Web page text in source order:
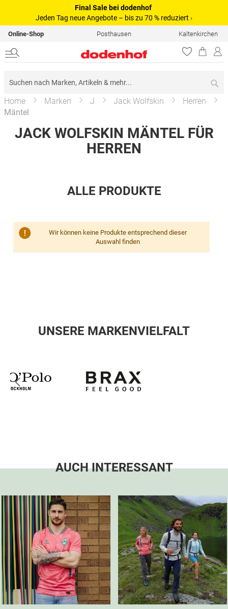
Final Sale bei dodenhof
Jeden Tag neue Angebote – bis zu 70 % reduziert ›
Online-Shop Posthausen Kaltenkirchen
Home Marken J Jack Wolfskin
Herren
Mäntel
JACK WOLFSKIN MÄNTEL FÜR
HERREN
ALLE PRODUKTE
Wir können keine Produkte entsprechend dieser
Auswahl finden
UNSERE MARKENVIELFALT
AUCH INTERESSANT